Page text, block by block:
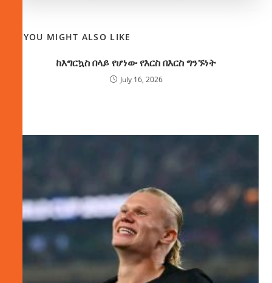
YOU MIGHT ALSO LIKE
ከእግርኳስ በላይ የሆነው የእርስ በእርስ ግንኙነት
July 16, 2026